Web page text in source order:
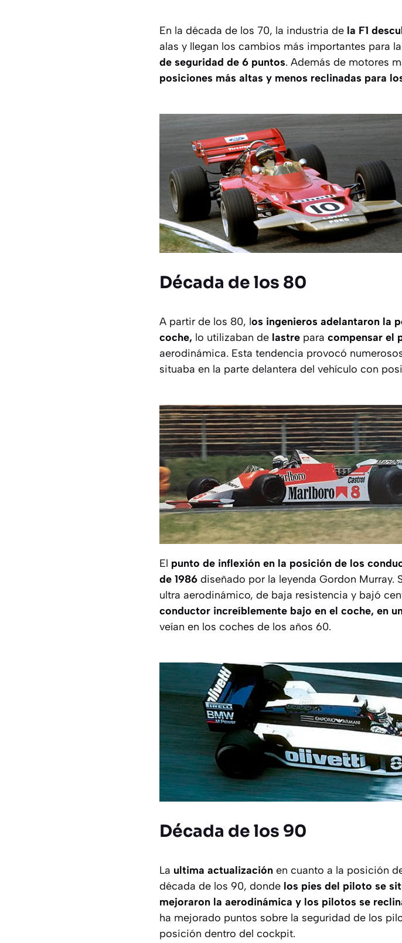
En la década de los 70, la industria de la F1
alas y llegan los cambios más importantes para
de seguridad de 6 puntos. Además de motores
posiciones más altas y menos reclinadas para
Década de los 80
A partir de los 80, los ingenieros adelantaron la
coche, lo utilizaban de lastre para compensar el
aerodinámica. Esta tendencia provocó
situaba en la parte delantera del vehículo con
El punto de inflexión en la posición de los
de 1986 diseñado por la leyenda Gordon
ultra aerodinámico, de baja resistencia y bajó
conductor increíblemente bajo en el coche, en
veían en los coches de los años 60.
Década de los 90
La ultima actualización en cuanto a la posición
década de los 90, donde los pies del piloto se
mejoraron la aerodinámica y los pilotos se
ha mejorado puntos sobre la seguridad de los
posición dentro del cockpit.